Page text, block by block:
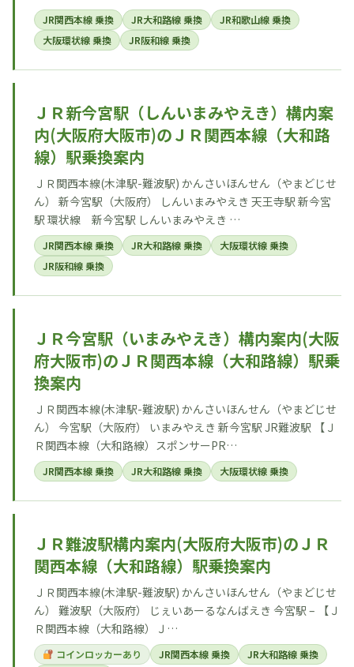
JR関西本線 乗換 JR大和路線 乗換
JR和歌山線 乗換
大阪環状線 乗換
JR阪和線 乗換
ＪＲ新今宮駅（しんいまみやえき）構内案
内(大阪府大阪市)のＪＲ関西本線（大和路
線）駅乗換案内
ＪＲ関西本線(木津駅-難波駅) かんさいほんせん（やまどじせ
ん） 新今宮駅（大阪府） しんいまみやえき 天王寺駅 新今宮
駅 環状線 新今宮駅 しんいまみやえき …
JR関西本線 乗換 JR大和路線 乗換
大阪環状線 乗換
JR阪和線 乗換
ＪＲ今宮駅（いまみやえき）構内案内(大阪
府大阪市)のＪＲ関西本線（大和路線）駅乗
換案内
ＪＲ関西本線(木津駅-難波駅) かんさいほんせん（やまどじせ
ん） 今宮駅（大阪府） いまみやえき 新今宮駅 JR難波駅 【Ｊ
Ｒ関西本線（大和路線）スポンサーPR…
JR関西本線 乗換 JR大和路線 乗換 大阪環状線 乗換
ＪＲ難波駅構内案内(大阪府大阪市)のＪＲ
関西本線（大和路線）駅乗換案内
ＪＲ関西本線(木津駅-難波駅) かんさいほんせん（やまどじせ
ん） 難波駅（大阪府） じぇいあーるなんばえき 今宮駅 – 【Ｊ
Ｒ関西本線（大和路線）Ｊ…
コインロッカーあり JR関西本線 乗換
JR大和路線 乗換